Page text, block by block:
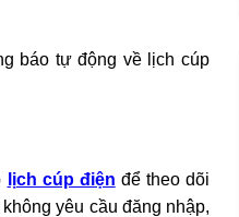
báo tự động về lịch cúp
lịch cúp điện để theo dõi
yêu cầu đăng nhập,